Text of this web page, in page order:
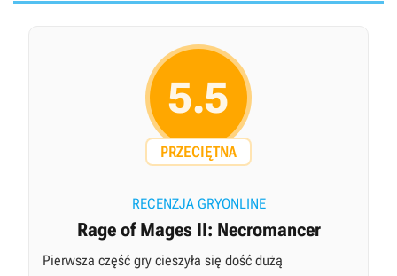
5.5
PRZECIĘTNA
RECENZJA GRYONLINE
Rage of Mages II: Necromancer
Pierwsza część gry cieszyła się dość dużą